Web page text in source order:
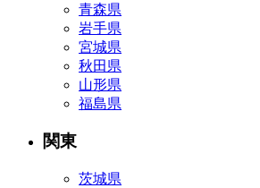
青森県
岩手県
宮城県
秋田県
山形県
福島県
関東
茨城県